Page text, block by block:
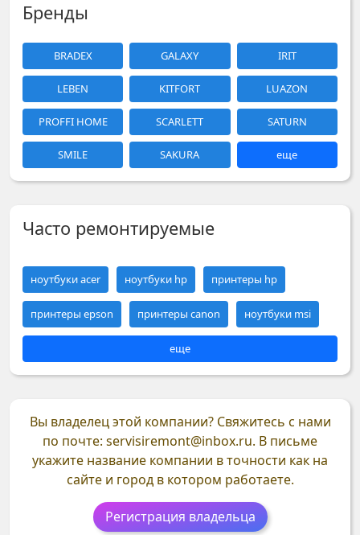
Бренды
BRADEX GALAXY IRIT
LEBEN KITFORT LUAZON
PROFFI HOME SCARLETT SATURN
SMILE SAKURA еще
Часто ремонтируемые
ноутбуки acer ноутбуки hp принтеры hp
принтеры epson принтеры canon ноутбуки msi
еще
Вы владелец этой компании? Свяжитесь с нами
по почте: servisiremont@inbox.ru. В письме
укажите название компании в точности как на
сайте и город в котором работаете.
Регистрация владельца